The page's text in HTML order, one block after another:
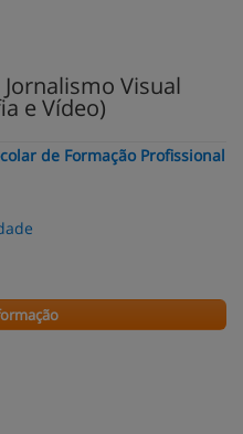
Visual
e Vídeo)
de Formação Profissional